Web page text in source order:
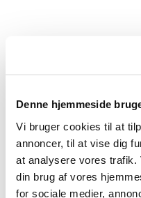
Denne hjemmeside
Vi bruger cookies til at
annoncer, til at vise dig
at analysere vores trafik.
din brug af vores
for sociale medier,
Du vil